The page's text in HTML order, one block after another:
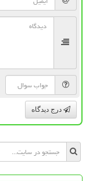
درج دیدگاه